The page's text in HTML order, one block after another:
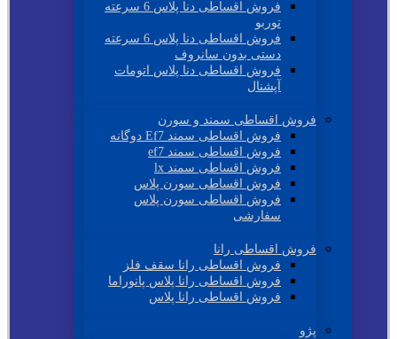
فروش اقساطی دنا پلاس 6 سرعته
توربو
فروش اقساطی دنا پلاس 6 سرعته
دستی بدون سانروف
فروش اقساطی دنا پلاس اتومات
آپشنال
فروش اقساطی سمند و سورن
فروش اقساطی سمند Ef7 دوگانه
فروش اقساطی سمند ef7
فروش اقساطی سمند lx
فروش اقساطی سورن پلاس
فروش اقساطی سورن پلاس
سفارشی
فروش اقساطی رانا
فروش اقساطی رانا سقف فلز
فروش اقساطی رانا پلاس پانوراما
فروش اقساطی رانا پلاس
پژو